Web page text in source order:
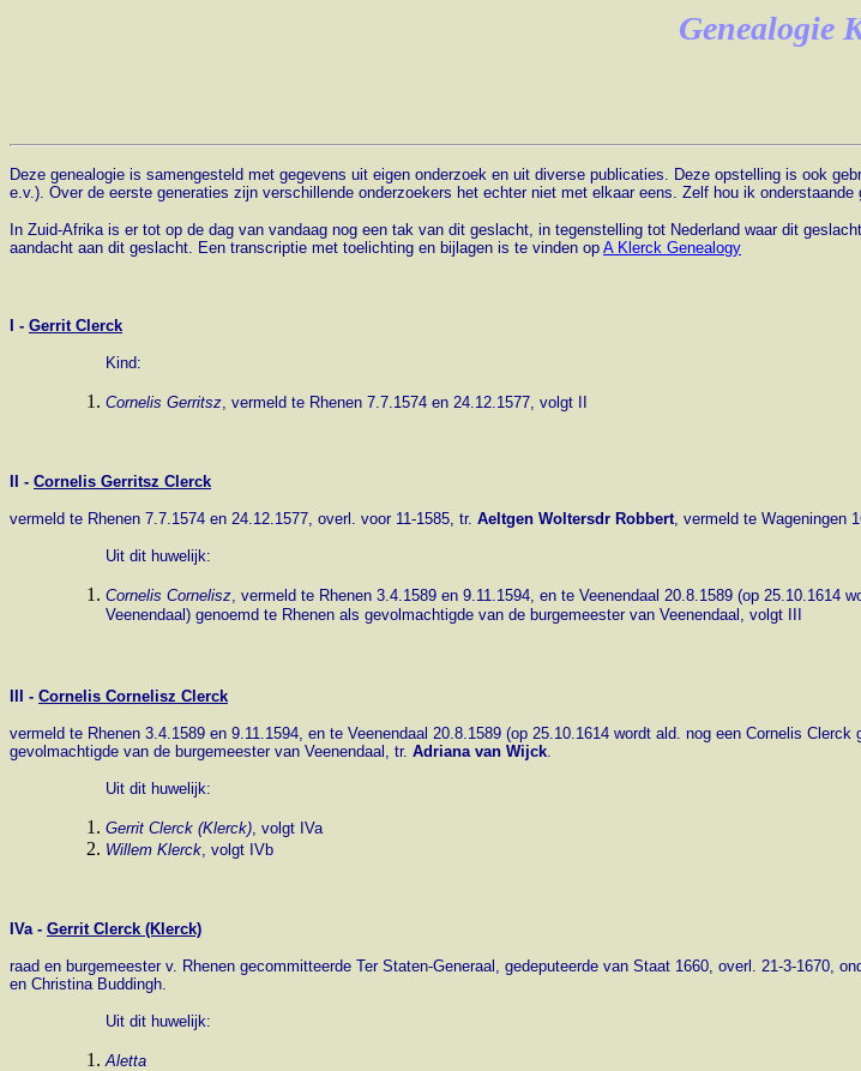
Genealogie
Deze genealogie is samengesteld met gegevens uit eigen onderzoek en uit diverse publicaties. Deze opstelling is ook
e.v.). Over de eerste generaties zijn verschillende onderzoekers het echter niet met elkaar eens. Zelf hou ik
In Zuid-Afrika is er tot op de dag van vandaag nog een tak van dit geslacht, in tegenstelling tot Nederland waar dit
aandacht aan dit geslacht. Een transcriptie met toelichting en bijlagen is te vinden op A Klerck Genealogy
I - Gerrit Clerck
Kind:
Cornelis Gerritsz, vermeld te Rhenen 7.7.1574 en 24.12.1577, volgt II
II - Cornelis Gerritsz Clerck
vermeld te Rhenen 7.7.1574 en 24.12.1577, overl. voor 11-1585, tr. Aeltgen Woltersdr Robbert, vermeld te Wageningen
Uit dit huwelijk:
Cornelis Cornelisz, vermeld te Rhenen 3.4.1589 en 9.11.1594, en te Veenendaal 20.8.1589 (op 25.10.1614
Veenendaal) genoemd te Rhenen als gevolmachtigde van de burgemeester van Veenendaal, volgt III
III - Cornelis Cornelisz Clerck
vermeld te Rhenen 3.4.1589 en 9.11.1594, en te Veenendaal 20.8.1589 (op 25.10.1614 wordt ald. nog een Cornelis
gevolmachtigde van de burgemeester van Veenendaal, tr. Adriana van Wijck.
Uit dit huwelijk:
Gerrit Clerck (Klerck), volgt IVa
Willem Klerck, volgt IVb
IVa - Gerrit Clerck (Klerck)
raad en burgemeester v. Rhenen gecommitteerde Ter Staten-Generaal, gedeputeerde van Staat 1660, overl. 21-3-1670,
en Christina Buddingh.
Uit dit huwelijk:
Aletta